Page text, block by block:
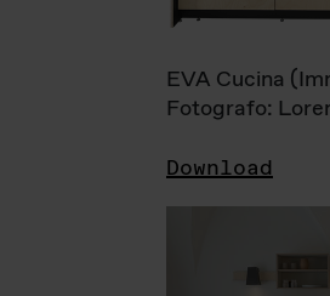
EVA Cucina
Fotografo:
Download